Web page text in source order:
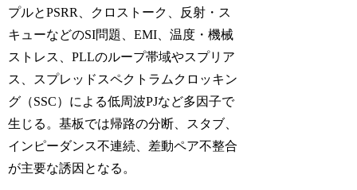
プルとPSRR、クロストーク、反射・ス
キューなどのSI問題、EMI、温度・機械
ストレス、PLLのループ帯域やスプリア
ス、スプレッドスペクトラムクロッキン
グ（SSC）による低周波PJなど多因子で
生じる。基板では帰路の分断、スタブ、
インピーダンス不連続、差動ペア不整合
が主要な誘因となる。